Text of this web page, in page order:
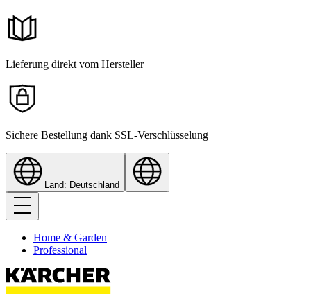
Lieferung direkt vom Hersteller
Sichere Bestellung dank SSL-Verschlüsselung
Land: Deutschland
Home & Garden
Professional